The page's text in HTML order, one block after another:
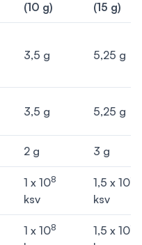
(10 g)
(15 g)
3,5 g 5,25 g
3,5 g 5,25 g
2 g 3 g
1 x 108
ksv
1,5 x 10
ksv
1 x 108 1,5 x 10